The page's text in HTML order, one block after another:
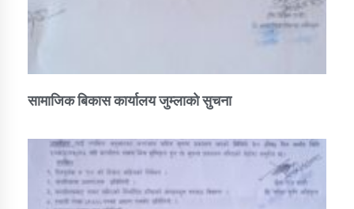
सामाजिक बिकास कार्यालय जुम्लाकाे सुचना